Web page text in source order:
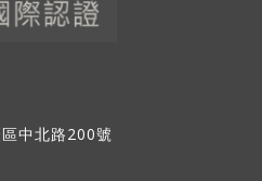
中北路200號